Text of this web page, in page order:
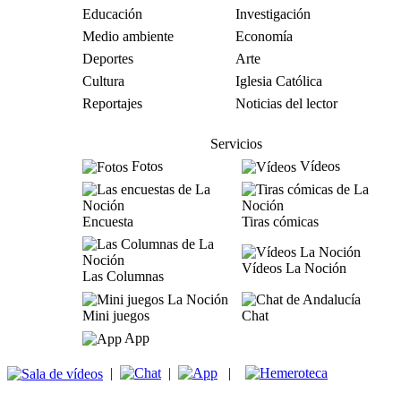
Educación
Investigación
Medio ambiente
Economía
Deportes
Arte
Cultura
Iglesia Católica
Reportajes
Noticias del lector
Servicios
Fotos
Vídeos
Encuesta Tiras cómicas
Las Columnas
Vídeos La Noción
Mini juegos
Chat
App
| | |